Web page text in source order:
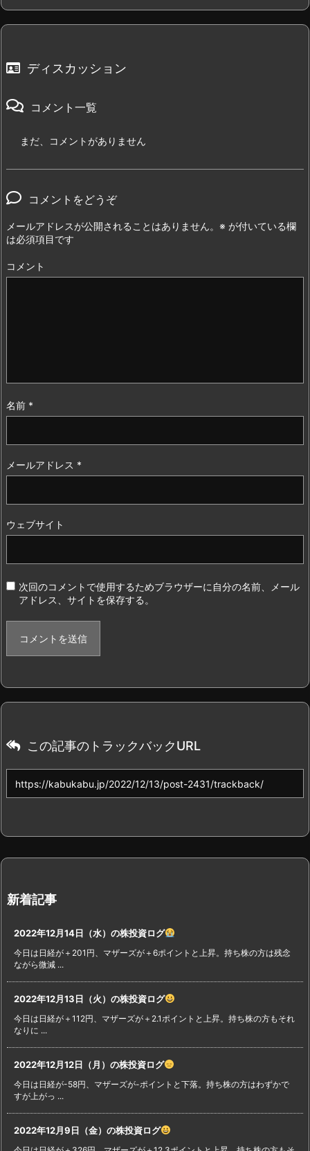
ディスカッション
コメント一覧
まだ、コメントがありません
コメントをどうぞ
メールアドレスが公開されることはありません。 ※ が付いている欄
は必須項目です
コメント
名前 *
メールアドレス *
ウェブサイト
次回のコメントで使用するためブラウザーに自分の名前、メール
アドレス、サイトを保存する。
この記事のトラックバックURL
新着記事
2022年12月14日（水）の株投資ログ
今日は日経が＋201円、マザーズが＋6ポイントと上昇。持ち株の方は残念
ながら微減 ...
2022年12月13日（火）の株投資ログ
今日は日経が＋112円、マザーズが＋2.1ポイントと上昇。持ち株の方もそれ
なりに ...
2022年12月12日（月）の株投資ログ
今日は日経が-58円、マザーズが-ポイントと下落。持ち株の方はわずかで
すが上がっ ...
2022年12月9日（金）の株投資ログ